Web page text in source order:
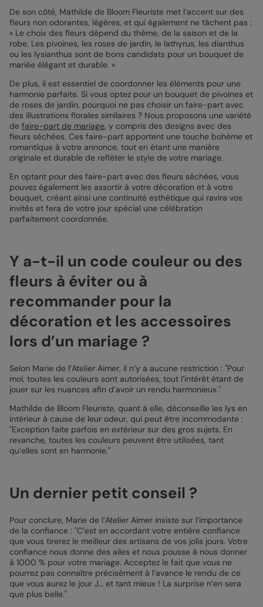
De son côté, Mathilde de Bloom Fleuriste met l’accent sur des
fleurs non odorantes, légères, et qui également ne tâchent pas :
« Le choix des fleurs dépend du thème, de la saison et de la
robe. Les pivoines, les roses de jardin, le lathyrus, les dianthus
ou les lysianthus sont de bons candidats pour un bouquet de
mariée élégant et durable. »
De plus, il est essentiel de coordonner les éléments pour une
harmonie parfaite. Si vous optez pour un bouquet de pivoines et
de roses de jardin, pourquoi ne pas choisir un faire-part avec
des illustrations florales similaires ? Nous proposons une variété
de faire-part de mariage, y compris des designs avec des
fleurs séchées. Ces faire-part apportent une touche bohème et
romantique à votre annonce, tout en étant une manière
originale et durable de refléter le style de votre mariage.
En optant pour des faire-part avec des fleurs séchées, vous
pouvez également les assortir à votre décoration et à votre
bouquet, créant ainsi une continuité esthétique qui ravira vos
invités et fera de votre jour spécial une célébration
parfaitement coordonnée.
Y a-t-il un code couleur ou des
fleurs à éviter ou à
recommander pour la
décoration et les accessoires
lors d’un mariage ?
Selon Marie de l’Atelier Aimer, il n’y a aucune restriction : "Pour
moi, toutes les couleurs sont autorisées, tout l’intérêt étant de
jouer sur les nuances afin d’avoir un rendu harmonieux."
Mathilde de Bloom Fleuriste, quant à elle, déconseille les lys en
intérieur à cause de leur odeur, qui peut être incommodante :
"Exception faite parfois en extérieur sur des gros sujets. En
revanche, toutes les couleurs peuvent être utilisées, tant
qu’elles sont en harmonie."
Un dernier petit conseil ?
Pour conclure, Marie de l’Atelier Aimer insiste sur l’importance
de la confiance : "C’est en accordant votre entière confiance
que vous tirerez le meilleur des artisans de vos jolis jours. Votre
confiance nous donne des ailes et nous pousse à nous donner
à 1000 % pour votre mariage. Acceptez le fait que vous ne
pourrez pas connaître précisément à l’avance le rendu de ce
que vous aurez le jour J… et tant mieux ! La surprise n’en sera
que plus belle."